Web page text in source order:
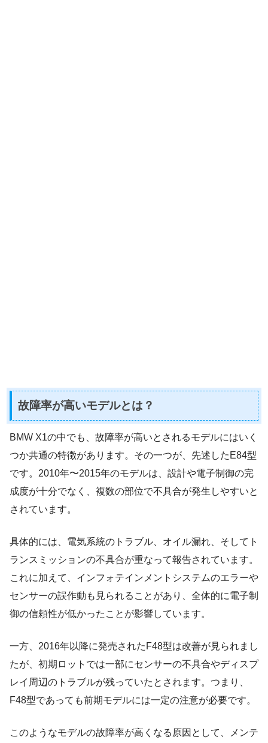
故障率が高いモデルとは？
BMW X1の中でも、故障率が高いとされるモデルにはいく
つか共通の特徴があります。その一つが、先述したE84型
です。2010年〜2015年のモデルは、設計や電子制御の完
成度が十分でなく、複数の部位で不具合が発生しやすいと
されています。
具体的には、電気系統のトラブル、オイル漏れ、そしてト
ランスミッションの不具合が重なって報告されています。
これに加えて、インフォテインメントシステムのエラーや
センサーの誤作動も見られることがあり、全体的に電子制
御の信頼性が低かったことが影響しています。
一方、2016年以降に発売されたF48型は改善が見られまし
たが、初期ロットでは一部にセンサーの不具合やディスプ
レイ周辺のトラブルが残っていたとされます。つまり、
F48型であっても前期モデルには一定の注意が必要です。
このようなモデルの故障率が高くなる原因として、メンテ